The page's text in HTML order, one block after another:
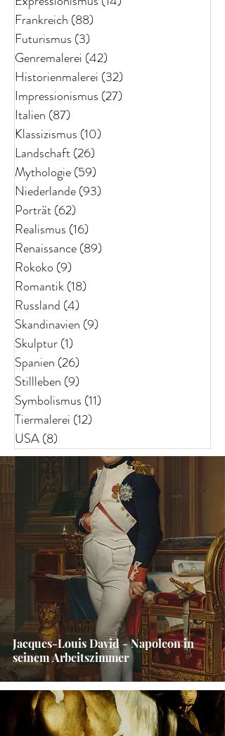
Frankreich (88)
Futurismus (3)
Genremalerei (42)
Historienmalerei (32)
Impressionismus (27)
Italien (87)
Klassizismus (10)
Landschaft(26)
Mythologie(59)
Niederlande(93)
Porträt(62)
Realismus (16)
Renaissance(89)
Rokoko (9)
Romantik(18)
Russland (4)
Skandinavien (9)
Skulptur(1)
Spanien (26)
Stillleben (9)
Symbolismus (11)
Tiermalerei (12)
USA(8)
Jacques-Louis David - Napoleon in
seinem Arbeitszimmer